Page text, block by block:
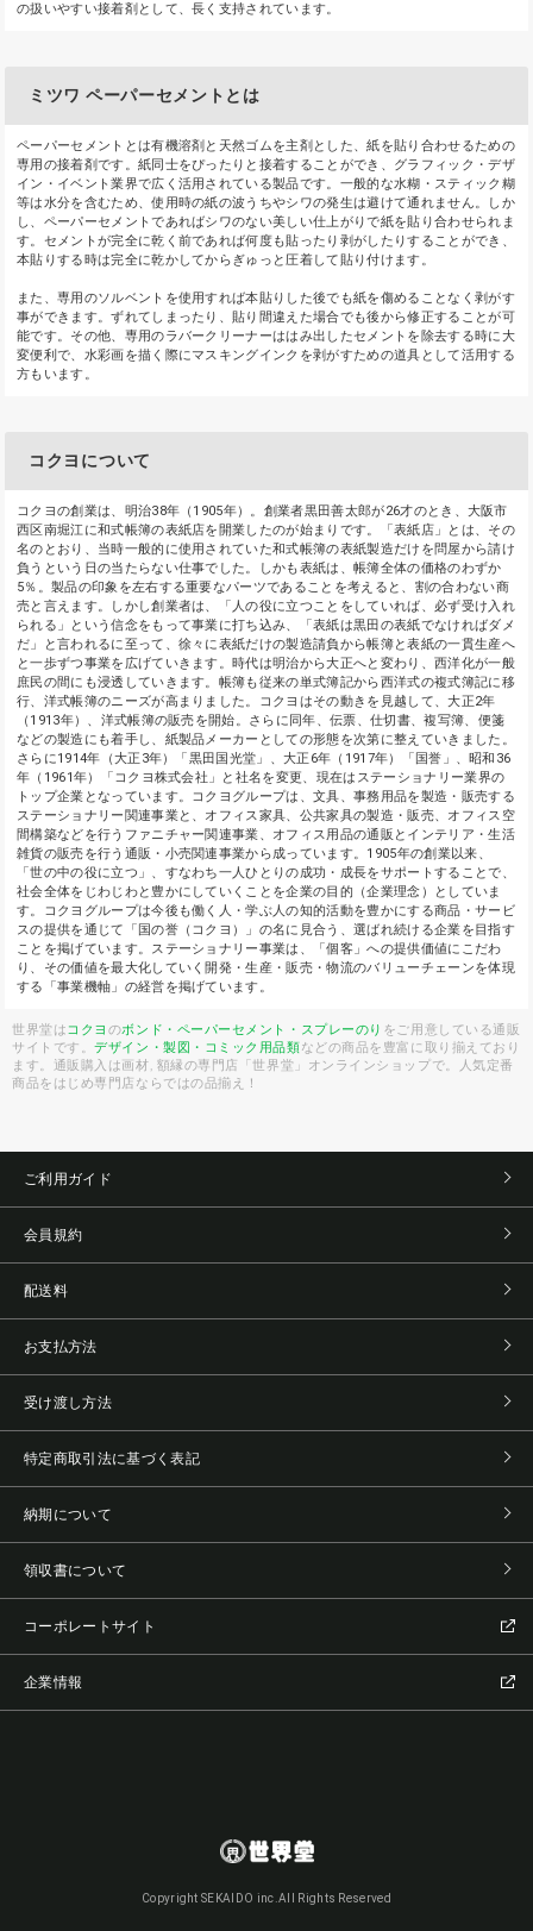
の扱いやすい接着剤として、長く支持されています。
ミツワ ペーパーセメントとは
ペーパーセメントとは有機溶剤と天然ゴムを主剤とした、紙を貼り合わせるための
専用の接着剤です。紙同士をぴったりと接着することができ、グラフィック・デザ
イン・イベント業界で広く活用されている製品です。一般的な水糊・スティック糊
等は水分を含むため、使用時の紙の波うちやシワの発生は避けて通れません。しか
し、ペーパーセメントであればシワのない美しい仕上がりで紙を貼り合わせられま
す。セメントが完全に乾く前であれば何度も貼ったり剥がしたりすることができ、
本貼りする時は完全に乾かしてからぎゅっと圧着して貼り付けます。
また、専用のソルベントを使用すれば本貼りした後でも紙を傷めることなく剥がす
事ができます。ずれてしまったり、貼り間違えた場合でも後から修正することが可
能です。その他、専用のラバークリーナーははみ出したセメントを除去する時に大
変便利で、水彩画を描く際にマスキングインクを剥がすための道具として活用する
方もいます。
コクヨについて
コクヨの創業は、明治38年（1905年）。創業者黒田善太郎が26才のとき、大阪市
西区南堀江に和式帳簿の表紙店を開業したのが始まりです。「表紙店」とは、その
名のとおり、当時一般的に使用されていた和式帳簿の表紙製造だけを問屋から請け
負うという日の当たらない仕事でした。しかも表紙は、帳簿全体の価格のわずか
5％。製品の印象を左右する重要なパーツであることを考えると、割の合わない商
売と言えます。しかし創業者は、「人の役に立つことをしていれば、必ず受け入れ
られる」という信念をもって事業に打ち込み、「表紙は黒田の表紙でなければダメ
だ」と言われるに至って、徐々に表紙だけの製造請負から帳簿と表紙の一貫生産へ
と一歩ずつ事業を広げていきます。時代は明治から大正へと変わり、西洋化が一般
庶民の間にも浸透していきます。帳簿も従来の単式簿記から西洋式の複式簿記に移
行、洋式帳簿のニーズが高まりました。コクヨはその動きを見越して、大正2年
（1913年）、洋式帳簿の販売を開始。さらに同年、伝票、仕切書、複写簿、便箋
などの製造にも着手し、紙製品メーカーとしての形態を次第に整えていきました。
さらに1914年（大正3年）「黒田国光堂」、大正6年（1917年）「国誉」、昭和36
年（1961年）「コクヨ株式会社」と社名を変更、現在はステーショナリー業界の
トップ企業となっています。コクヨグループは、文具、事務用品を製造・販売する
ステーショナリー関連事業と、オフィス家具、公共家具の製造・販売、オフィス空
間構築などを行うファニチャー関連事業、オフィス用品の通販とインテリア・生活
雑貨の販売を行う通販・小売関連事業から成っています。1905年の創業以来、
「世の中の役に立つ」、すなわち一人ひとりの成功・成長をサポートすることで、
社会全体をじわじわと豊かにしていくことを企業の目的（企業理念）としていま
す。コクヨグループは今後も働く人・学ぶ人の知的活動を豊かにする商品・サービ
スの提供を通じて「国の誉（コクヨ）」の名に見合う、選ばれ続ける企業を目指す
ことを掲げています。ステーショナリー事業は、「個客」への提供価値にこだわ
り、その価値を最大化していく開発・生産・販売・物流のバリューチェーンを体現
する「事業機軸」の経営を掲げています。
世界堂はコクヨ のボンド・ペーパーセメント・スプレーのり をご用意している通販
サイトです。デザイン・製図・コミック用品類などの商品を豊富に取り揃えており
ます。通販購入は画材, 額縁の専門店「世界堂」オンラインショップで。人気定番
商品をはじめ専門店ならではの品揃え！
ご利用ガイド
会員規約
配送料
お支払方法
受け渡し方法
特定商取引法に基づく表記
納期について
領収書について
コーポレートサイト
企業情報
Copyright SEKAIDO inc.All Rights Reserved